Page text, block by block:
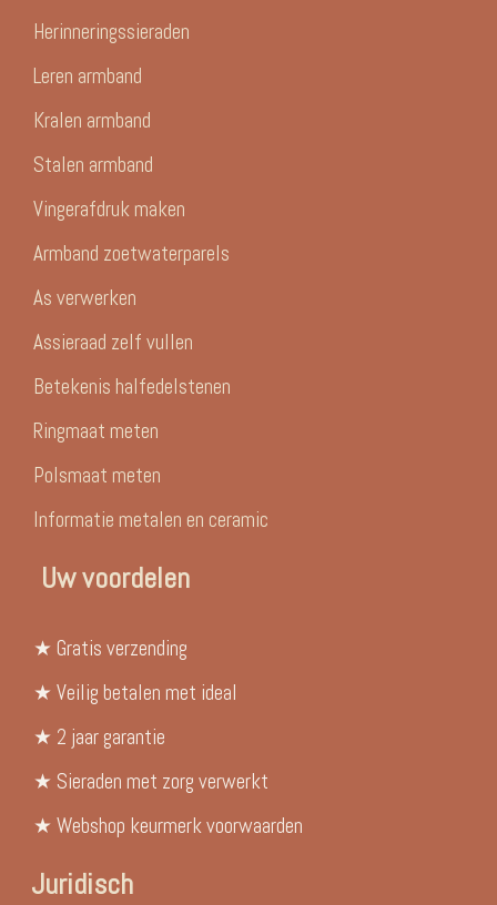
Herinneringssieraden
Leren armband
Kralen armband
Stalen armband
Vingerafdruk maken
Armband zoetwaterparels
As verwerken
Assieraad zelf vullen
Betekenis halfedelstenen
Ringmaat meten
Polsmaat meten
Informatie metalen en ceramic
Uw voordelen
★ Gratis verzending
★ Veilig betalen met ideal
★ 2 jaar garantie
★ Sieraden met zorg verwerkt
★ Webshop keurmerk voorwaarden
Juridisch